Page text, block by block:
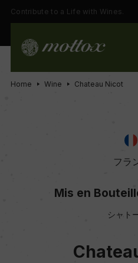
Contribute to a Life with Wines.
Home Wine Chateau Nicot
フラ
Mis en
シャト